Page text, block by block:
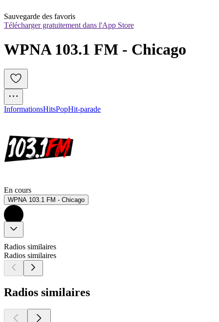
Sauvegarde des favoris
Télécharger gratuitement dans l'App Store
WPNA 103.1 FM - Chicago
InformationsHitsPopHit-parade
En cours
WPNA 103.1 FM - Chicago
Radios similaires
Radios similaires
Radios similaires